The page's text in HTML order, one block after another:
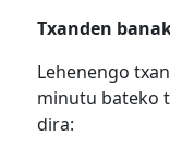
Txanden
Lehenengo
minutu bateko
dira: